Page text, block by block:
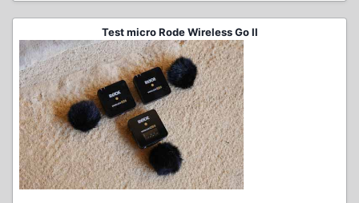
Test micro Rode Wireless Go II